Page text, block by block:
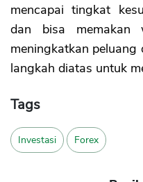
mencapai tingkat
dan bisa memakan
meningkatkan
langkah diatas untuk
Tags
Investasi Forex